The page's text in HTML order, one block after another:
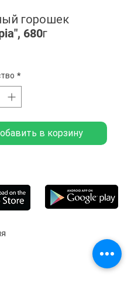
горошек
680г
*
в корзину